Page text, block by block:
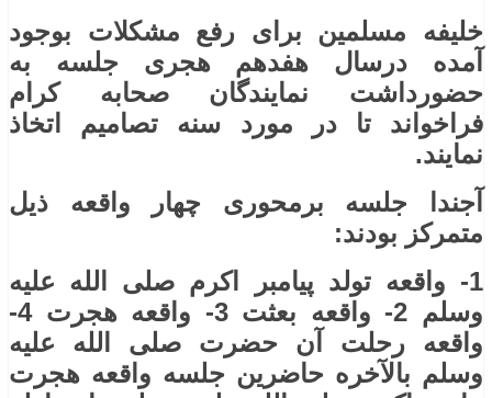
خلیفه مسلمین برای رفع مشکلات بوجود
آمده درسال هفدهم هجری جلسه به
حضورداشت نمایندگان صحابه کرام
فراخواند تا در مورد سنه تصامیم اتخاذ
نمایند.
آجندا جلسه برمحوری چهار واقعه ذیل
متمرکز بودند:
1-
واقعه تولد پیامبر اکرم صلی ‌الله ‌عليه
‌وسلم 2- واقعه بعثت 3- واقعه هجرت 4-
واقعه رحلت آن حضرت صلی ‌الله ‌عليه
‌وسلم بالآخره حاضرین جلسه واقعه هجرت